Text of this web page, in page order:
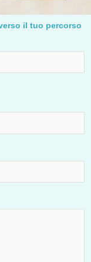
il tuo percorso